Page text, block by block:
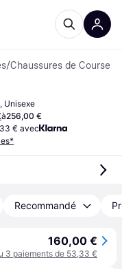
/Chaussures de Course
Unisexe
à256,00 €
€ avec
Recommandé
160,00 €
3 paiements de 53,33 €